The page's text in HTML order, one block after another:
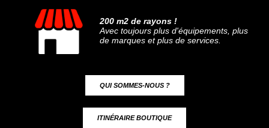
200 m2 de rayons !
Avec toujours plus d'équipements, plus
de marques et plus de services.
QUI SOMMES-NOUS ?
ITINÉRAIRE BOUTIQUE